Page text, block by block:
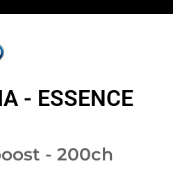
- ESSENCE
- 200ch